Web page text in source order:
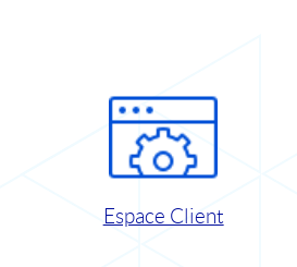
Espace Client